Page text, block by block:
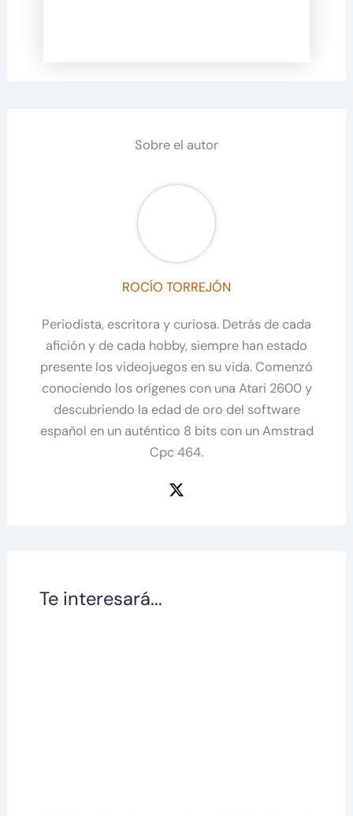
Sobre el autor
ROCÍO TORREJÓN
Periodista, escritora y curiosa. Detrás de cada
afición y de cada hobby, siempre han estado
presente los videojuegos en su vida. Comenzó
conociendo los orígenes con una Atari 2600 y
descubriendo la edad de oro del software
español en un auténtico 8 bits con un Amstrad
Cpc 464.
Te interesará...